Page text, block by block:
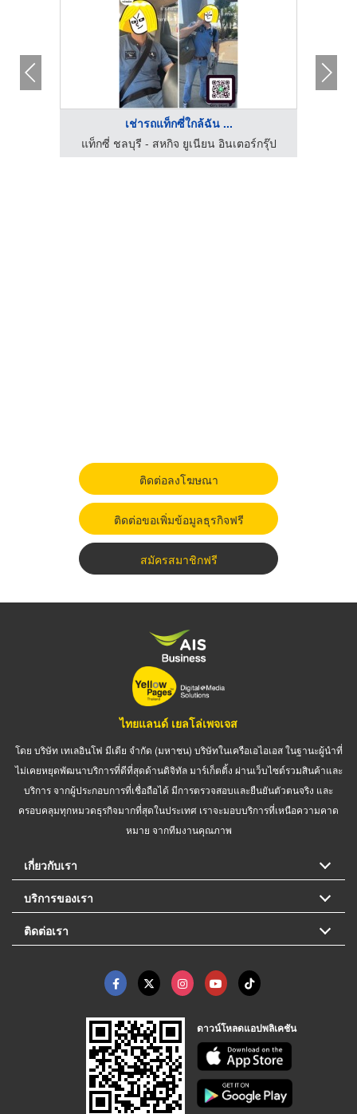
เช่ารถแท็กซี่ใกล้ฉัน ...
แท็กซี่ ชลบุรี - สหกิจ ยูเนียน อินเตอร์กรุ๊ป
ติดต่อลงโฆษณา
ติดต่อขอเพิ่มข้อมูลธุรกิจฟรี
สมัครสมาชิกฟรี
ไทยแลนด์ เยลโล่เพจเจส
โดย บริษัท เทเลอินโฟ มีเดีย จำกัด (มหาชน) บริษัทในเครือเอไอเอส ในฐานะผู้นำที่
ไม่เคยหยุดพัฒนาบริการที่ดีที่สุดด้านดิจิทัล มาร์เก็ตติ้ง ผ่านเว็บไซต์รวมสินค้าและ
บริการ จากผู้ประกอบการที่เชื่อถือได้ มีการตรวจสอบและยืนยันตัวตนจริง และ
ครอบคลุมทุกหมวดธุรกิจมากที่สุดในประเทศ เราจะมอบบริการที่เหนือความคาด
หมาย จากทีมงานคุณภาพ
เกี่ยวกับเรา
บริการของเรา
ติดต่อเรา
ดาวน์โหลดแอปพลิเคชัน